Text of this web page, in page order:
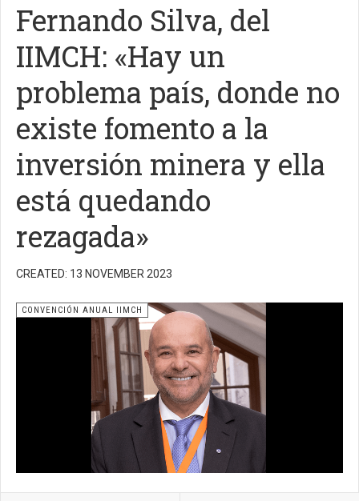
Fernando Silva, del
IIMCH: «Hay un
problema país, donde no
existe fomento a la
inversión minera y ella
está quedando
rezagada»
CREATED: 13 NOVEMBER 2023
CONVENCIÓN ANUAL IIMCH